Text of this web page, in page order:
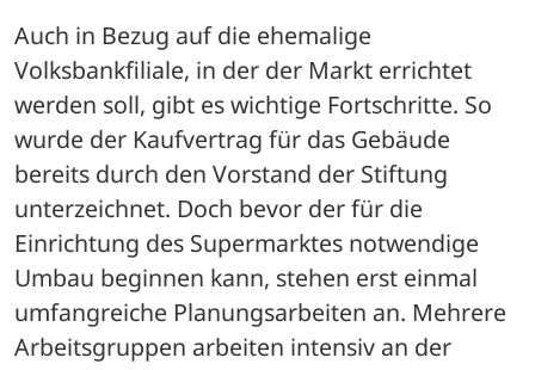
Auch in Bezug auf die ehemalige
Volksbankfiliale, in der der Markt errichtet
werden soll, gibt es wichtige Fortschritte. So
wurde der Kaufvertrag für das Gebäude
bereits durch den Vorstand der Stiftung
unterzeichnet. Doch bevor der für die
Einrichtung des Supermarktes notwendige
Umbau beginnen kann, stehen erst einmal
umfangreiche Planungsarbeiten an. Mehrere
Arbeitsgruppen arbeiten intensiv an der